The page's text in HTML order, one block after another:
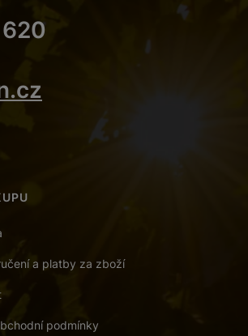
a platby za zboží
podmínky